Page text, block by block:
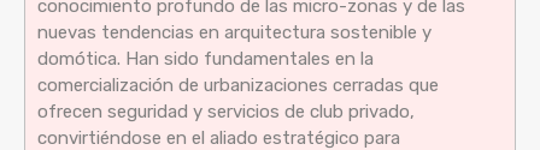
conocimiento profundo de las micro-zonas y de las
nuevas tendencias en arquitectura sostenible y
domótica. Han sido fundamentales en la
comercialización de urbanizaciones cerradas que
ofrecen seguridad y servicios de club privado,
convirtiéndose en el aliado estratégico para